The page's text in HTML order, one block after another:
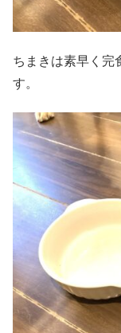
ちまきは素早く完
す。